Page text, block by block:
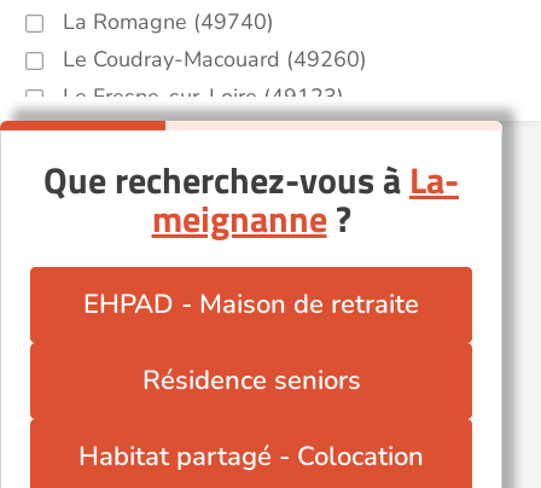
La Romagne (49740)
Le Coudray-Macouard (49260)
Le Fresne-sur-Loire (49123)
Le Louroux-Béconnais (49370)
Le May-sur-Èvre (49122)
Les Rosiers-sur-Loire (49350)
Longué-Jumelles (49160)
Saint-Sylvain-d'Anjou (49480)
Tiercé (49125)
Que recherchez-vous àLa-
meignanne?
EHPAD - Maison de retraite
Résidence seniors
Habitat partagé - Colocation